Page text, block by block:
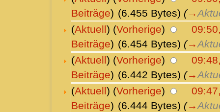
Beiträge) (6.455 Bytes) (→
(Aktuell) (Vorherige)
Beiträge) (6.454 Bytes) (→
(Aktuell) (Vorherige)
Beiträge) (6.442 Bytes) (→
(Aktuell) (Vorherige)
Beiträge) (6.444 Bytes) (→